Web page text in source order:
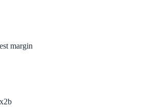
margin